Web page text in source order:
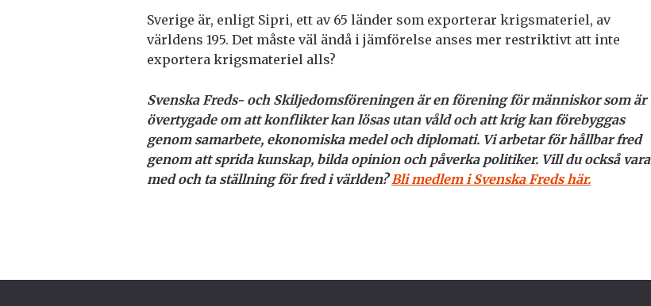
Sverige är, enligt Sipri, ett av 65 länder som exporterar krigsmateriel, av
världens 195. Det måste väl ändå i jämförelse anses mer restriktivt att inte
exportera krigsmateriel alls?
Svenska Freds- och Skiljedomsföreningen är en förening för människor som är
övertygade om att konflikter kan lösas utan våld och att krig kan förebyggas
genom samarbete, ekonomiska medel och diplomati. Vi arbetar för hållbar fred
genom att sprida kunskap, bilda opinion och påverka politiker. Vill du också vara
med och ta ställning för fred i världen?Bli medlem i Svenska Freds här.